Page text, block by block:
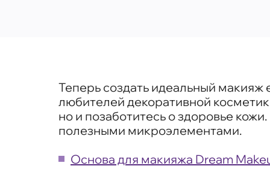
Теперь создать идеальный
любителей декоративной
но и позаботитесь о здоровье
полезными микроэлементами.
Основа для макияжа Dream